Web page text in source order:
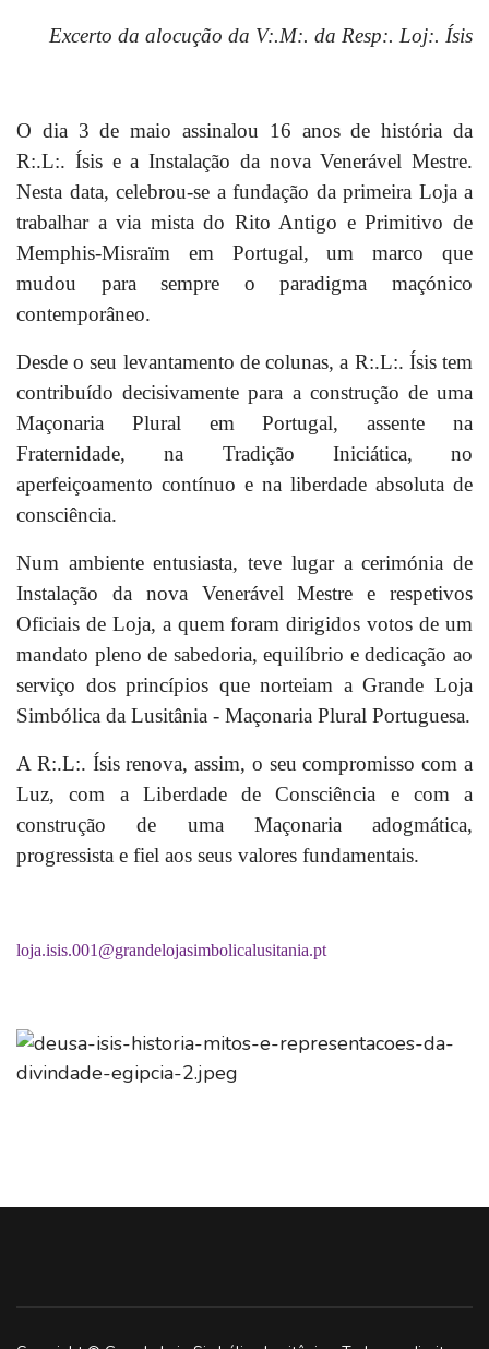
Excerto da alocução da V:.M:. da Resp:. Loj:. Ísis
O dia 3 de maio assinalou 16 anos de história da
R:.L:. Ísis e a Instalação da nova Venerável Mestre.
Nesta data, celebrou-se a fundação da primeira Loja a
trabalhar a via mista do Rito Antigo e Primitivo de
Memphis-Misraïm em Portugal, um marco que
mudou para sempre o paradigma maçónico
contemporâneo.
Desde o seu levantamento de colunas, a R:.L:. Ísis tem
contribuído decisivamente para a construção de uma
Maçonaria Plural em Portugal, assente na
Fraternidade, na Tradição Iniciática, no
aperfeiçoamento contínuo e na liberdade absoluta de
consciência.
Num ambiente entusiasta, teve lugar a cerimónia de
Instalação da nova Venerável Mestre e respetivos
Oficiais de Loja, a quem foram dirigidos votos de um
mandato pleno de sabedoria, equilíbrio e dedicação ao
serviço dos princípios que norteiam a Grande Loja
Simbólica da Lusitânia - Maçonaria Plural Portuguesa.
A R:.L:. Ísis renova, assim, o seu compromisso com a
Luz, com a Liberdade de Consciência e com a
construção de uma Maçonaria adogmática,
progressista e fiel aos seus valores fundamentais.
loja.isis.001@grandelojasimbolicalusitania.pt